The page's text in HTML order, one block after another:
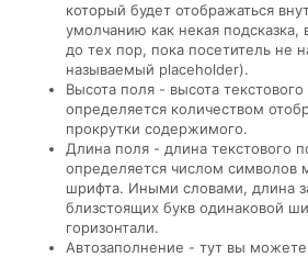
который будет отображаться
умолчанию как некая подсказка,
до тех пор, пока посетитель не
называемый placeholder).
Высота поля - высота
определяется количеством
прокрутки содержимого.
Длина поля - длина текстового
определяется числом символов
шрифта. Иными словами, длина
близстоящих букв одинаковой
горизонтали.
Автозаполнение - тут вы можете